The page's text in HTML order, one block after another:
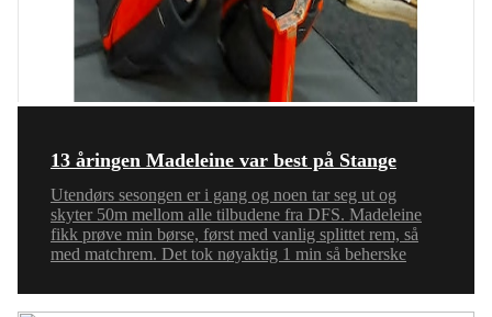
13 åringen Madeleine var best på Stange
Utendørs sesongen er i gang og noen tar seg ut og
skyter 50m mellom alle tilbudene fra DFS. Madeleine
fikk prøve min børse, først med vanlig splittet rem, så
med matchrem. Det tok nøyaktig 1 min så beherske